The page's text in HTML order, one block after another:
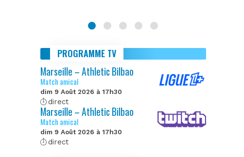
PROGRAMME TV
Marseille – Athletic Bilbao
Match amical
dim 9 Août 2026 à 17h30
direct
Marseille – Athletic Bilbao
Match amical
dim 9 Août 2026 à 17h30
direct